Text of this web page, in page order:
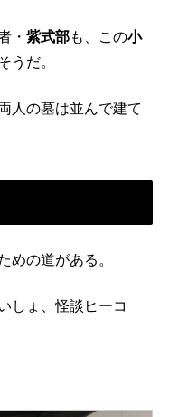
・紫式部も、この小
うだ。
人の墓は並んで建て
めの道がある。
しょ、怪談ヒーコ